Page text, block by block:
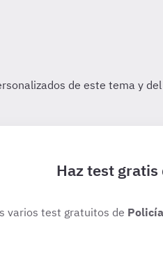
Haz test
varios test gratuitos de